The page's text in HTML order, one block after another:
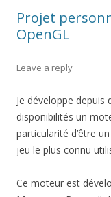
Projet
OpenGL
Leave a reply
Je développe
disponibilités un
particularité d’être
jeu le plus connu
Ce moteur est